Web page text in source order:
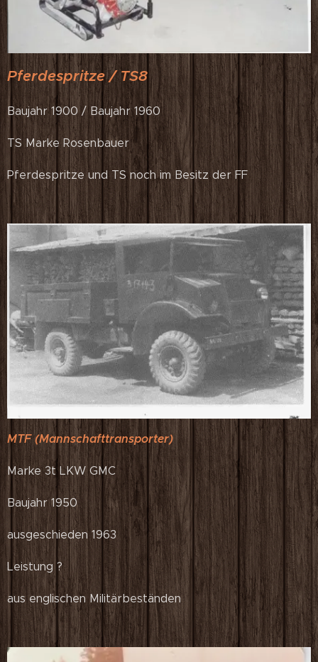
Pferdespritze / TS8
Baujahr 1900 / Baujahr 1960
TS Marke Rosenbauer
Pferdespritze und TS noch im Besitz der FF
MTF (Mannschafttransporter)
Marke 3t LKW GMC
Baujahr 1950
ausgeschieden 1963
Leistung ?
aus englischen Militärbeständen